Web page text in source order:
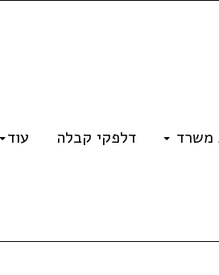
משרד דלפקי קבלה עוד